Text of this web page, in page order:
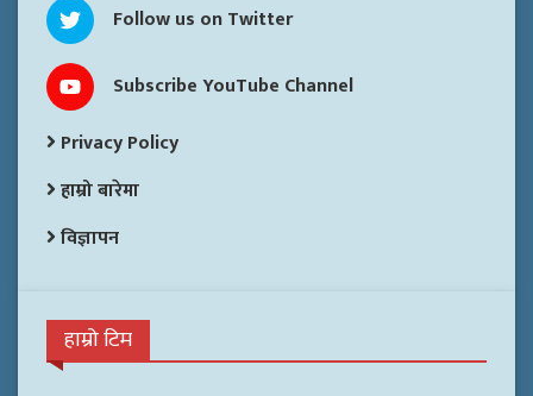
Follow us on Twitter
Subscribe YouTube Channel
Privacy Policy
हाम्रो बारेमा
विज्ञापन
हाम्रो टिम